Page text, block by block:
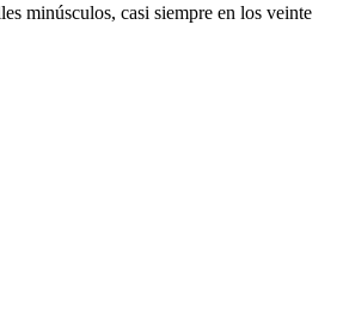
minúsculos, casi siempre en los veinte